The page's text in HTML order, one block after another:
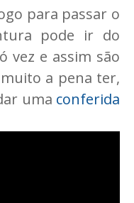
para passar o
pode ir do
vez e assim são
muito a pena ter,
uma conferida